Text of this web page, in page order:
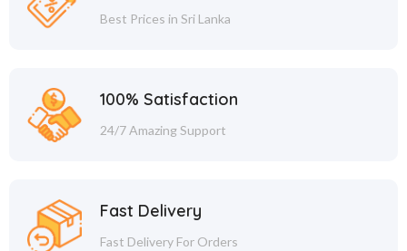
Best Prices in Sri Lanka
100% Satisfaction
24/7 Amazing Support
Fast Delivery
Fast Delivery For Orders